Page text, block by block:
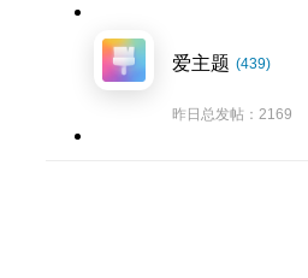
爱主题 (439)
昨日总发帖：2169